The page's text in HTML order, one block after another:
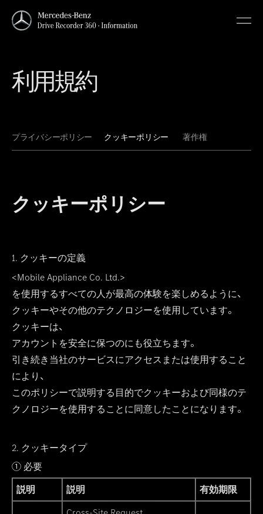
利用規約
プライバシーポリシー クッキーポリシー 著作権
クッキーポリシー
1. クッキーの定義
<Mobile Appliance Co. Ltd.>
を使用するすべての人が最高の体験を楽しめるように、
クッキーやその他のテクノロジーを使用しています。
クッキーは、
アカウントを安全に保つのにも役立ちます。
引き続き当社のサービスにアクセスまたは使用すること
により、
このポリシーで説明する目的でクッキーおよび同様のテ
クノロジーを使用することに同意したことになります。
2. クッキータイプ
① 必要
説明
説明 有効期限